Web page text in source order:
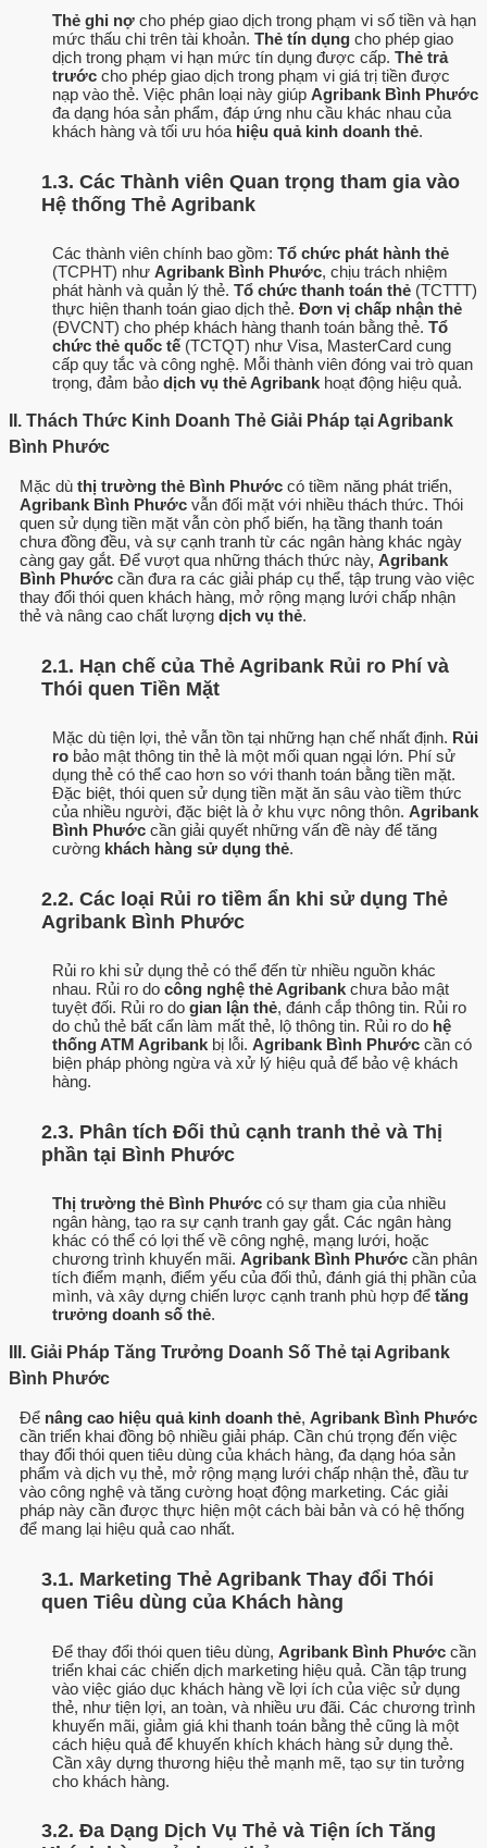
Thẻ ghi nợ cho phép giao dịch trong phạm vi số tiền và hạn
mức thấu chi trên tài khoản. Thẻ tín dụng cho phép giao
dịch trong phạm vi hạn mức tín dụng được cấp. Thẻ trả
trước cho phép giao dịch trong phạm vi giá trị tiền được
nạp vào thẻ. Việc phân loại này giúp Agribank Bình Phước
đa dạng hóa sản phẩm, đáp ứng nhu cầu khác nhau của
khách hàng và tối ưu hóa hiệu quả kinh doanh thẻ.
1.3. Các Thành viên Quan trọng tham gia vào
Hệ thống Thẻ Agribank
Các thành viên chính bao gồm: Tổ chức phát hành thẻ
(TCPHT) như Agribank Bình Phước, chịu trách nhiệm
phát hành và quản lý thẻ. Tổ chức thanh toán thẻ (TCTTT)
thực hiện thanh toán giao dịch thẻ. Đơn vị chấp nhận thẻ
(ĐVCNT) cho phép khách hàng thanh toán bằng thẻ. Tổ
chức thẻ quốc tế (TCTQT) như Visa, MasterCard cung
cấp quy tắc và công nghệ. Mỗi thành viên đóng vai trò quan
trọng, đảm bảo dịch vụ thẻ Agribank hoạt động hiệu quả.
II. Thách Thức Kinh Doanh Thẻ Giải Pháp tại Agribank
Bình Phước
Mặc dù thị trường thẻ Bình Phước có tiềm năng phát triển,
Agribank Bình Phước vẫn đối mặt với nhiều thách thức. Thói
quen sử dụng tiền mặt vẫn còn phổ biến, hạ tầng thanh toán
chưa đồng đều, và sự cạnh tranh từ các ngân hàng khác ngày
càng gay gắt. Để vượt qua những thách thức này, Agribank
Bình Phước cần đưa ra các giải pháp cụ thể, tập trung vào việc
thay đổi thói quen khách hàng, mở rộng mạng lưới chấp nhận
thẻ và nâng cao chất lượng dịch vụ thẻ.
2.1. Hạn chế của Thẻ Agribank Rủi ro Phí và
Thói quen Tiền Mặt
Mặc dù tiện lợi, thẻ vẫn tồn tại những hạn chế nhất định. Rủi
ro bảo mật thông tin thẻ là một mối quan ngại lớn. Phí sử
dụng thẻ có thể cao hơn so với thanh toán bằng tiền mặt.
Đặc biệt, thói quen sử dụng tiền mặt ăn sâu vào tiềm thức
của nhiều người, đặc biệt là ở khu vực nông thôn. Agribank
Bình Phước cần giải quyết những vấn đề này để tăng
cường khách hàng sử dụng thẻ.
2.2. Các loại Rủi ro tiềm ẩn khi sử dụng Thẻ
Agribank Bình Phước
Rủi ro khi sử dụng thẻ có thể đến từ nhiều nguồn khác
nhau. Rủi ro do công nghệ thẻ Agribank chưa bảo mật
tuyệt đối. Rủi ro do gian lận thẻ, đánh cắp thông tin. Rủi ro
do chủ thẻ bất cẩn làm mất thẻ, lộ thông tin. Rủi ro do hệ
thống ATM Agribank bị lỗi. Agribank Bình Phước cần có
biện pháp phòng ngừa và xử lý hiệu quả để bảo vệ khách
hàng.
2.3. Phân tích Đối thủ cạnh tranh thẻ và Thị
phần tại Bình Phước
Thị trường thẻ Bình Phước có sự tham gia của nhiều
ngân hàng, tạo ra sự cạnh tranh gay gắt. Các ngân hàng
khác có thể có lợi thế về công nghệ, mạng lưới, hoặc
chương trình khuyến mãi. Agribank Bình Phước cần phân
tích điểm mạnh, điểm yếu của đối thủ, đánh giá thị phần của
mình, và xây dựng chiến lược cạnh tranh phù hợp để tăng
trưởng doanh số thẻ.
III. Giải Pháp Tăng Trưởng Doanh Số Thẻ tại Agribank
Bình Phước
Để nâng cao hiệu quả kinh doanh thẻ, Agribank Bình Phước
cần triển khai đồng bộ nhiều giải pháp. Cần chú trọng đến việc
thay đổi thói quen tiêu dùng của khách hàng, đa dạng hóa sản
phẩm và dịch vụ thẻ, mở rộng mạng lưới chấp nhận thẻ, đầu tư
vào công nghệ và tăng cường hoạt động marketing. Các giải
pháp này cần được thực hiện một cách bài bản và có hệ thống
để mang lại hiệu quả cao nhất.
3.1. Marketing Thẻ Agribank Thay đổi Thói
quen Tiêu dùng của Khách hàng
Để thay đổi thói quen tiêu dùng, Agribank Bình Phước cần
triển khai các chiến dịch marketing hiệu quả. Cần tập trung
vào việc giáo dục khách hàng về lợi ích của việc sử dụng
thẻ, như tiện lợi, an toàn, và nhiều ưu đãi. Các chương trình
khuyến mãi, giảm giá khi thanh toán bằng thẻ cũng là một
cách hiệu quả để khuyến khích khách hàng sử dụng thẻ.
Cần xây dựng thương hiệu thẻ mạnh mẽ, tạo sự tin tưởng
cho khách hàng.
3.2. Đa Dạng Dịch Vụ Thẻ và Tiện ích Tăng